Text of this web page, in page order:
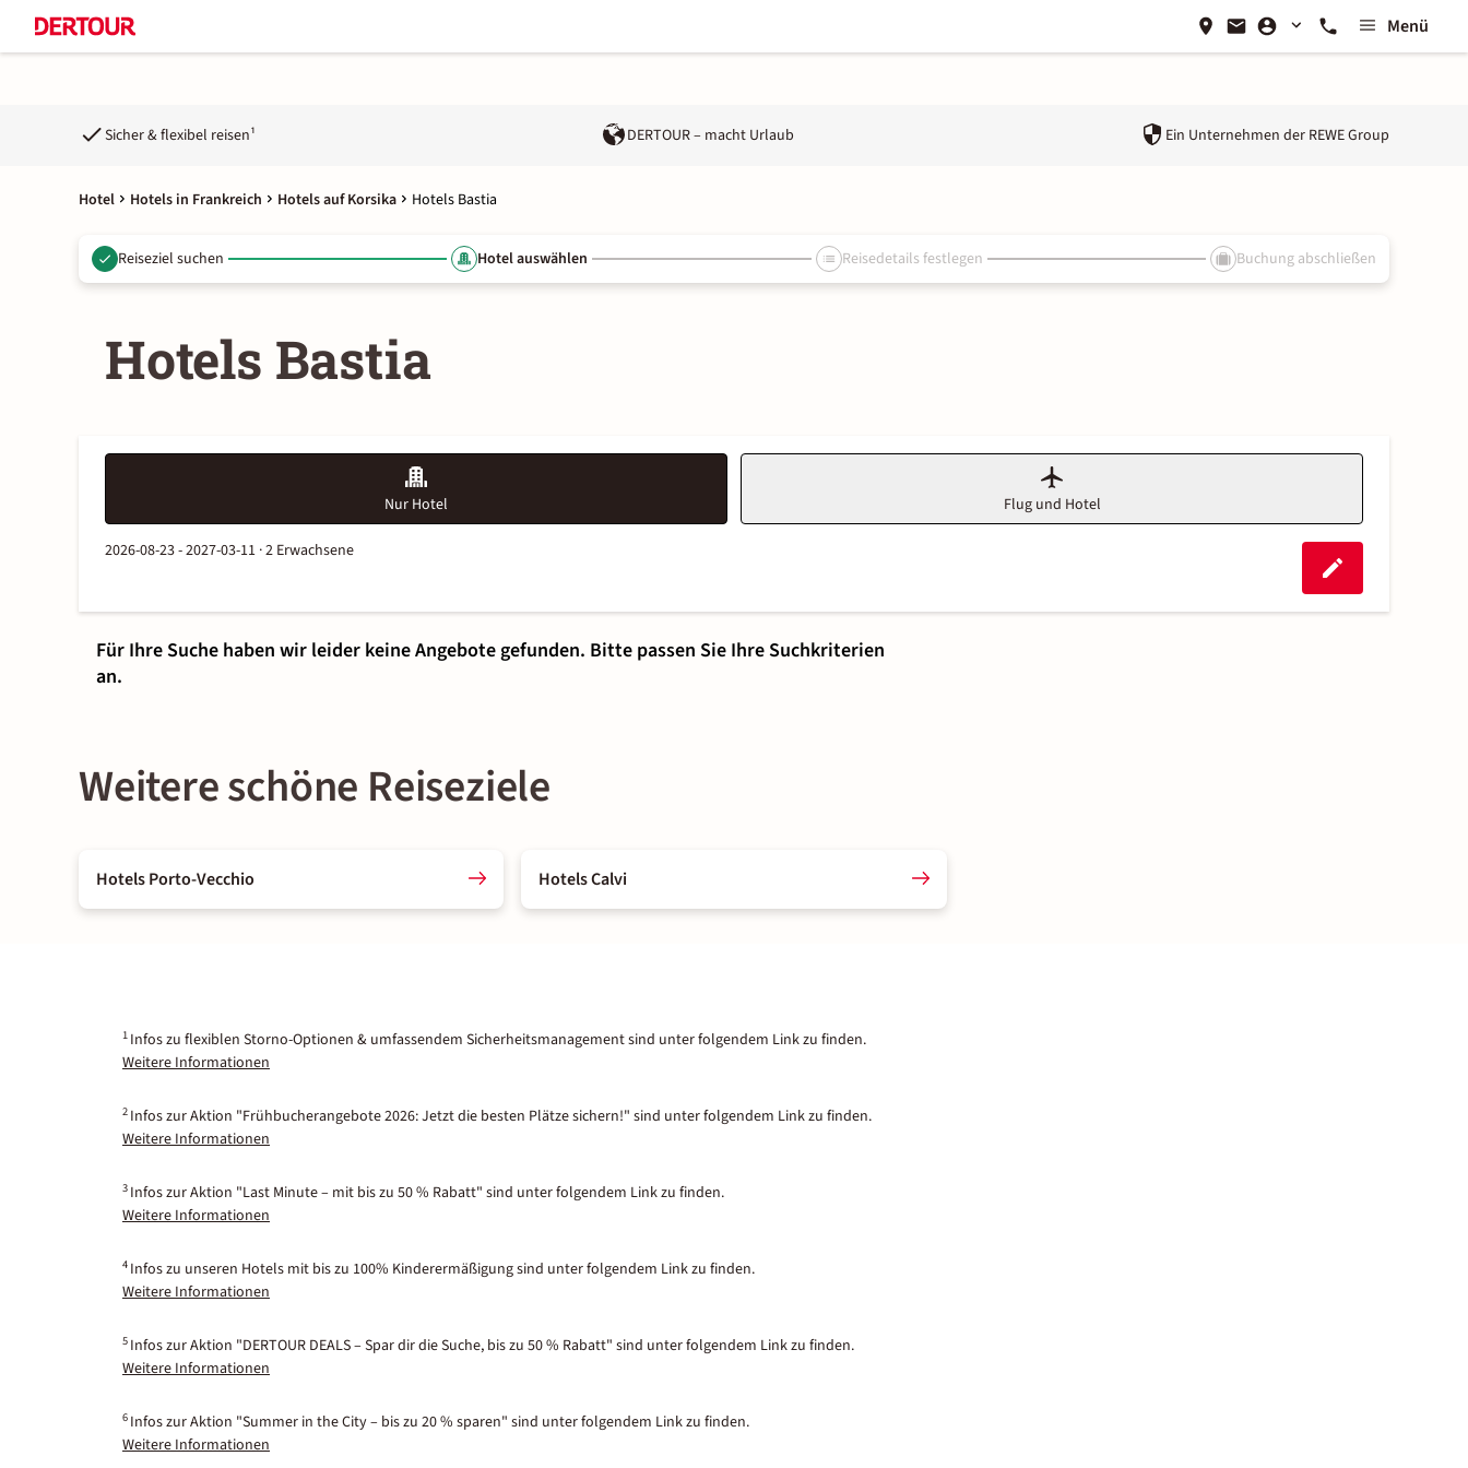
Menü
Sicher & flexibel reisen¹ DERTOUR – macht Urlaub Ein Unternehmen der REWE Group
Hotel Hotels in Frankreich Hotels auf Korsika Hotels Bastia
Reiseziel suchen Hotel auswählen Reisedetails festlegen Buchung abschließen
Hotels Bastia
Nur Hotel Flug und Hotel
2026-08-23 - 2027-03-11 ·2 Erwachsene
Für Ihre Suche haben wir leider keine Angebote gefunden. Bitte passen Sie Ihre Suchkriterien
an.
Weitere schöne Reiseziele
Hotels Porto-Vecchio Hotels Calvi
1 Infos zu flexiblen Storno-Optionen & umfassendem Sicherheitsmanagement sind unter folgendem Link zu finden.
Weitere Informationen
2 Infos zur Aktion "Frühbucherangebote 2026: Jetzt die besten Plätze sichern!" sind unter folgendem Link zu finden.
Weitere Informationen
3 Infos zur Aktion "Last Minute – mit bis zu 50 % Rabatt" sind unter folgendem Link zu finden.
Weitere Informationen
4 Infos zu unseren Hotels mit bis zu 100% Kinderermäßigung sind unter folgendem Link zu finden.
Weitere Informationen
5 Infos zur Aktion "DERTOUR DEALS – Spar dir die Suche, bis zu 50 % Rabatt" sind unter folgendem Link zu finden.
Weitere Informationen
6 Infos zur Aktion "Summer in the City – bis zu 20 % sparen" sind unter folgendem Link zu finden.
Weitere Informationen